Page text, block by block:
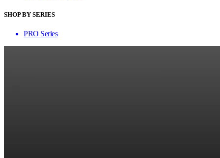
SHOP BY SERIES
PRO Series